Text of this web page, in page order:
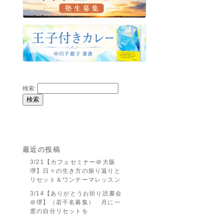
検索:
最近の投稿
3/21【カフェセミナー＠大阪
堺】日々の生き方の振り返りと
リセット＆ワンテーマレッスン
3/14【ありがとうお祈り読書会
＠堺】（若干名募集） 月に一
度の自分リセットを